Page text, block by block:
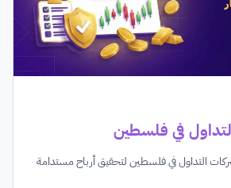
في فلسطين
التداول في فلسطين لتحقيق أرباح مستدامة